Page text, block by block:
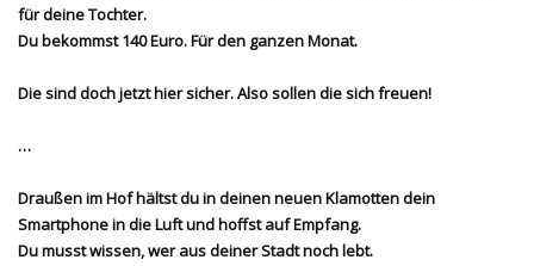
für deine Tochter.
Du bekommst 140 Euro. Für den ganzen Monat.
Die sind doch jetzt hier sicher. Also sollen die sich freuen!
…
Draußen im Hof hältst du in deinen neuen Klamotten dein
Smartphone in die Luft und hoffst auf Empfang.
Du musst wissen, wer aus deiner Stadt noch lebt.